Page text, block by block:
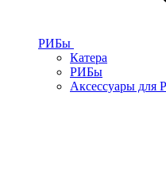
РИБы
Катера
РИБы
Аксессуары для